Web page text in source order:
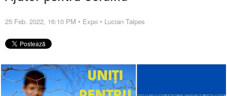
25 Feb. 2022, 16:10 PM • Expo • Lucian Talpes